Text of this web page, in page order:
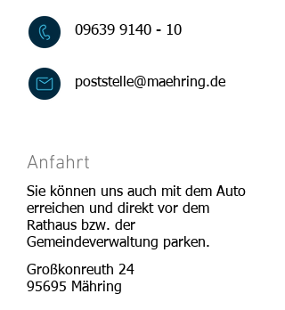
09639 9140 - 10
poststelle@maehring.de
Anfahrt
Sie können uns auch mit dem Auto
erreichen und direkt vor dem
Rathaus bzw. der
Gemeindeverwaltung parken.
Großkonreuth 24
95695 Mähring